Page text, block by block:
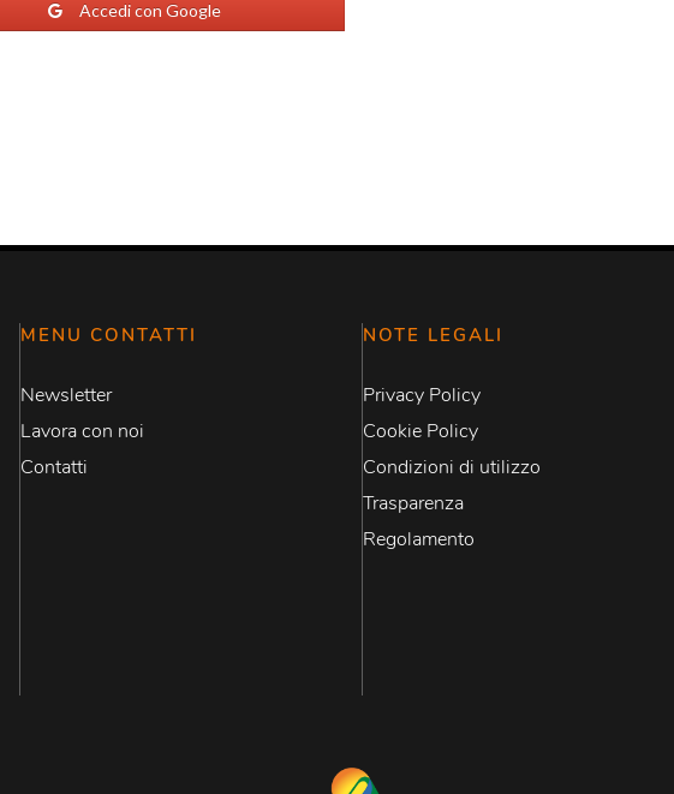
MENU CONTATTI
Newsletter
Lavora con noi
Contatti
NOTE LEGALI
Privacy Policy
Cookie Policy
Condizioni di utilizzo
Trasparenza
Regolamento